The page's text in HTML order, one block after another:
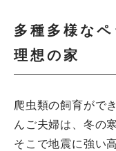
多種多様な
理想の家
爬虫類の飼育がで
んご夫婦は、冬の
そこで地震に強い